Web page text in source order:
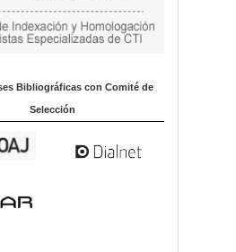
Bibliográficas con Comité de
Selección